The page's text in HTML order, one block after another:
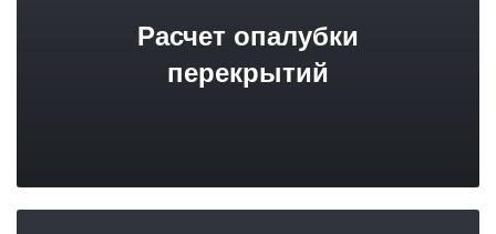
Расчет опалубки
перекрытий